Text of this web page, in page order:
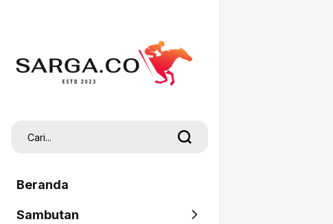
Beranda
Sambutan